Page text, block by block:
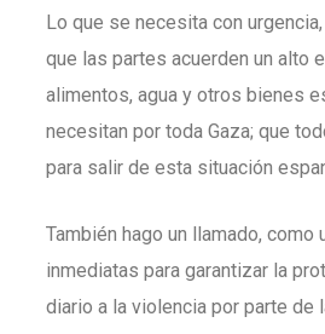
Lo que se necesita con
que las partes acuerden un alto
alimentos, agua y otros bienes
necesitan por toda Gaza; que
para salir de esta situación
También hago un llamado,
inmediatas para garantizar la
diario a la violencia por parte